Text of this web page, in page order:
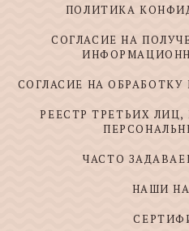
ПОЛИТИКА
СОГЛАСИЕ НА
СОГЛАСИЕ НА
РЕЕСТР ТРЕТЬИХ
ЧАСТО
НАШИ